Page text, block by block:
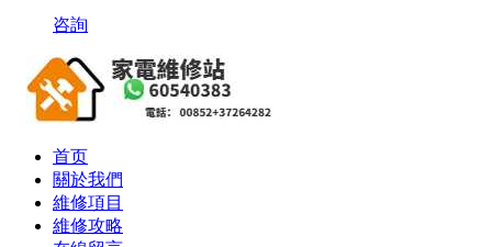
咨詢
首页
關於我們
維修項目
維修攻略